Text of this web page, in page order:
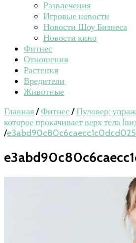
Развлечения
Игровые новости
Новости Шоу Бизнеса
Новости кино
Фитнес
Отношения
Растения
Вредители
Животные
Главная/Фитнес/Пуловер:
которое прокачивает верх тела
/